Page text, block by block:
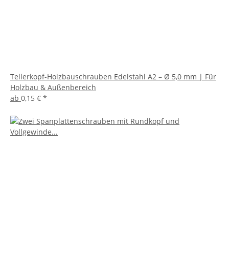
Tellerkopf-Holzbauschrauben Edelstahl A2 – Ø 5,0 mm | Für
Holzbau & Außenbereich
ab 0,15 € *